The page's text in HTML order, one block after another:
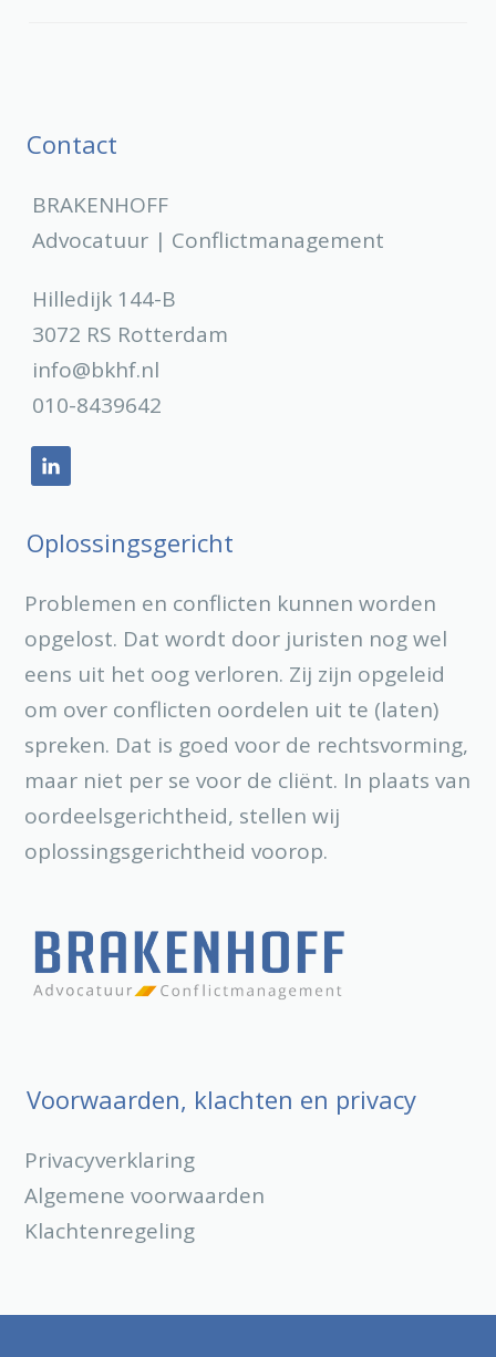
Contact
BRAKENHOFF
Advocatuur | Conflictmanagement
Hilledijk 144-B
3072 RS Rotterdam
info@bkhf.nl
010-8439642
Oplossingsgericht
Problemen en conflicten kunnen worden
opgelost. Dat wordt door juristen nog wel
eens uit het oog verloren. Zij zijn opgeleid
om over conflicten oordelen uit te (laten)
spreken. Dat is goed voor de rechtsvorming,
maar niet per se voor de cliënt. In plaats van
oordeelsgerichtheid, stellen wij
oplossingsgerichtheid voorop.
Voorwaarden, klachten en privacy
Privacyverklaring
Algemene voorwaarden
Klachtenregeling